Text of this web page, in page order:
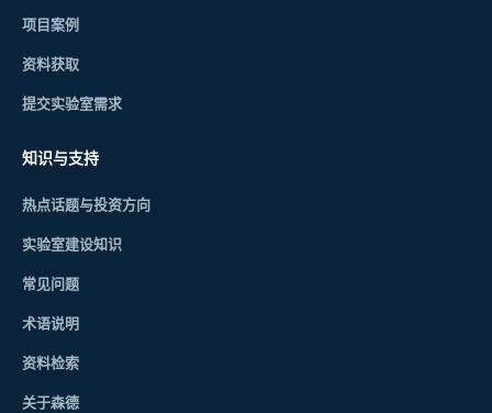
项目案例
资料获取
提交实验室需求
知识与支持
热点话题与投资方向
实验室建设知识
常见问题
术语说明
资料检索
关于森德